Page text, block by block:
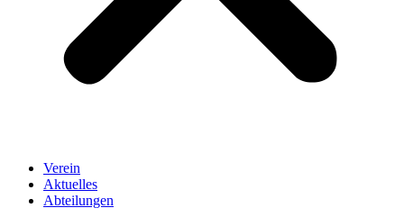
Verein
Aktuelles
Abteilungen